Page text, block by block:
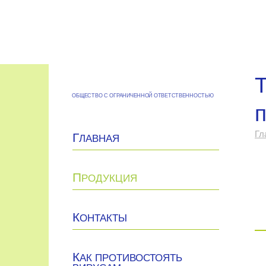
ОБЩЕСТВО С ОГРАНИЧЕННОЙ ОТВЕТСТВЕННОСТЬЮ
ГЛАВНАЯ
ПРОДУКЦИЯ
КОНТАКТЫ
КАК ПРОТИВОСТОЯТЬ